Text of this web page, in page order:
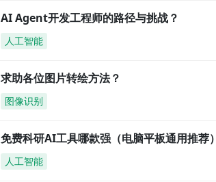
AI Agent开发工程师的路径与挑战？
人工智能
求助各位图片转绘方法？
图像识别
免费科研AI工具哪款强（电脑平板通用推荐
人工智能